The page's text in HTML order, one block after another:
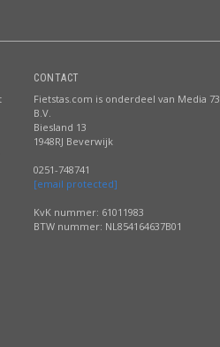
CONTACT
Fietstas.com is onderdeel van Media 73
B.V.
Biesland 13
1948RJ Beverwijk
0251-748741
[email protected]
KvK nummer: 61011983
BTW nummer: NL854164637B01